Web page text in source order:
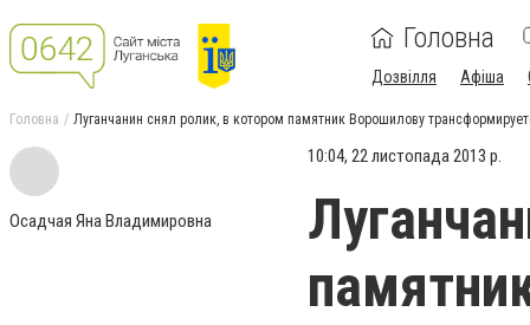
Головна
Дозвілля Афіша
Головна Луганчанин снял ролик, в котором памятник Ворошилову
Осадчая Яна Владимировна
10:04, 22 листопада 2013 р.